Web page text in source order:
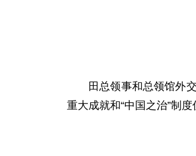
田总领事和总领馆外
重大成就和“中国之治”制度